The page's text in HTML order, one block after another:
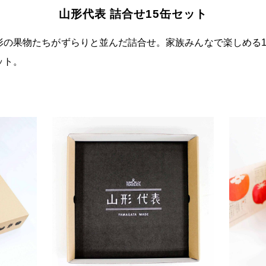
山形代表 詰合せ15缶セット
の果物たちがずらりと並んだ詰合せ。家族みんなで楽しめる
。